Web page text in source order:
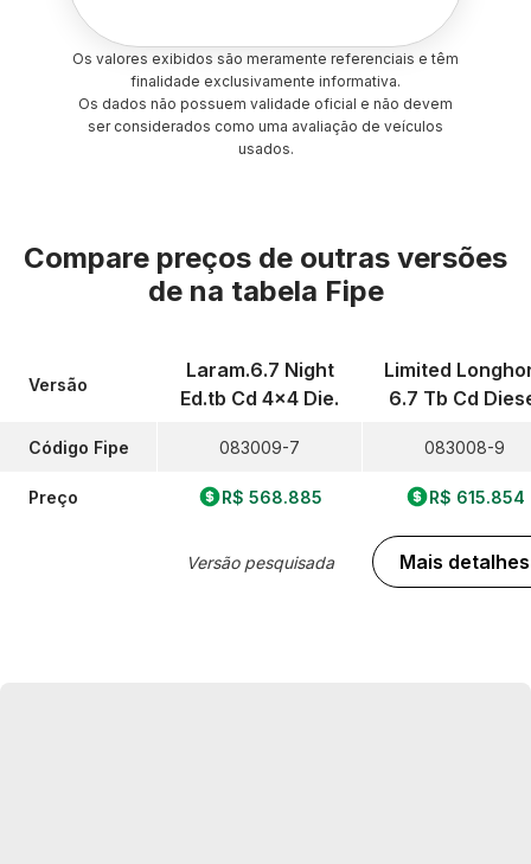
Os valores exibidos são meramente referenciais e têm
finalidade exclusivamente informativa.
Os dados não possuem validade oficial e não devem
ser considerados como uma avaliação de veículos
usados.
Compare preços de outras versões
de na tabela Fipe
Versão
Código Fipe
Preço
Laram.6.7 Night
Ed.tb Cd 4x4 Die.
083009-7
R$ 568.885
Versão pesquisada
Limited
6.7 Tb Cd
083008-9
R$ 615.854
Mais detalhes